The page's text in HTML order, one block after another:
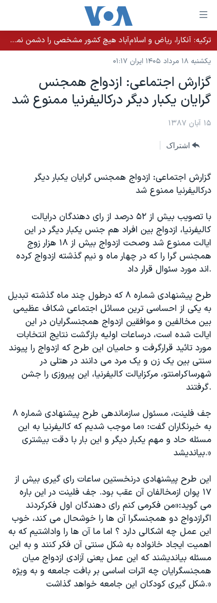
لینکهای
قابل
دسترسی
جهش
محتوای
اصلی
جهش
به
اصلی
به
جستجو
خانه
نسخه سبک وب‌سایت
موضوع ها
ایران
آمریکا
گزیده‌ها
ویژه برنامه‌ها
فرهنگ و زندگی
حقوق شهروندی
اقتصادی
اسرائیل در جنگ
گالری عکس
آرشیو پخش زنده
برنامه های تلویزیونی
جدول برنامه ها
صفحه‌های ویژه
عملیات خشم حماسی
۲۵۰سالگی آمریکا
مستندها
انتخابات ریاست جمهوری آمریکا ۲۰۲۴
حمله جمهوری اسلامی به اسرائیل
ورزش زنان در ایران
اعتراضات زن، زندگی، آزادی
مجموعه مستندهای دادخواهی
تریبونال مردمی آبان ۹۸
دادگاه حمید نوری
چهل سال گروگان‌گیری
اعتراضات مردمی آبان ۹۸
اسرائیل در جنگ
نرگس محمدی برنده جایزه نوبل صلح
صفحه‌های ویژه
سفر پرزیدنت ترامپ به چین
پخش رادیویی
یادگیری زبان انگلیسی
دنبال کنید
زبانهای مختلف
ترکیه: آنکارا، ریاض و اسلام‌آباد هیچ کشور مشخصی را دشمن نمی‌دانند مگر اینکه آن کشور اقدام خصمانه‌ای انجام دهد
یکشنبه ۱۸ مرداد ۱۴۰۵ ایران ۰۱:۱۷
گزارش اجتماعی: ازدواج همجنس
گرایان یکبار دیگر درکالیفرنیا ممنوع شد
۱۵ آبان ۱۳۸۷
اشتراک
گزارش اجتماعی: ازدواج همجنس گرایان یکبار دیگر
درکالیفرنیا ممنوع شد
با تصویب بیش از ۵۲ درصد از رای دهندگان درایالت
کالیفرنیا، ازدواج بین افراد هم جنس یکبار دیگر در این
ایالت ممنوع شد وصحت ازدواج بیش از ۱۸ هزار زوج
همجنس گرا را که در چهار ماه و نیم گذشته ازدواج کرده
اند مورد سئوال قرار داد.
طرح پیشنهادی شماره ۸ که درطول چند ماه گذشته تبدیل
به یکی از احساسی ترین مسائل اجتماعی شکاف عظیمی
بین مخالفین و موافقین ازدواج همجنسگرایان در این
ایالت شده است، درساعات اولیه بازگشت نتایج انتخابات
مورد تائید قرارگرفت و حامیان این طرح که ازدواج را پیوند
سنتی بین یک زن و یک مرد می دانند در هتلی در
شهرساکرامنتو، مرکزایالت کالیفرنیا، این پیروزی را جشن
گرفتند.
جف فلینت، مسئول سازماندهی طرح پیشنهادی شماره ۸
به خبرنگاران گفت: «ما موجب شدیم که کالیفرنیا به این
مسئله حاد و مهم یکبار دیگر و این بار با دقت بیشتری
بیاندیشد.»
این طرح پیشنهادی درنخستین ساعات رای گیری بیش از
۱۷ پوان ازمخالفان آن عقب بود. جف فلینت در این باره
می گوید:«من فکرمی کنم رای دهندگان اول فکرکردند
اگرازدواج دو همجنسگرا آن ها را خوشحال می کند، خوب
این عمل چه اشکالی دارد ؟ اما ما آن ها را واداشتیم که به
اهمیت ایجاد خانواده به شکل سنتی آن فکر کنند و به این
مسئله بیاندیشند که این عمل یعنی آزادی ازدواج میان
همجنسگرایان چه اثرات اساسی بر بافت جامعه و به ویژه
شکل گیری کودکان این جامعه خواهد گذاشت.»